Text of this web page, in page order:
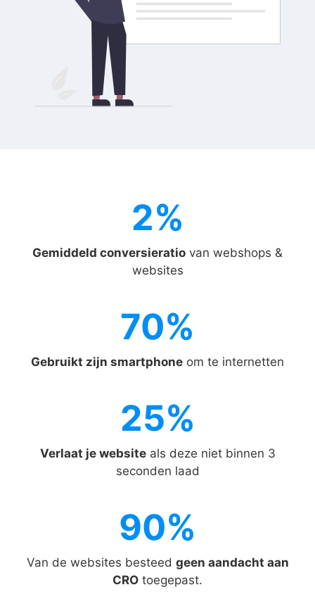
2%
Gemiddeld conversieratio van webshops &
websites
70%
Gebruikt zijn smartphone om te internetten
25%
Verlaat je websiteals deze niet binnen 3
seconden laad
90%
Van de websites besteed geen aandacht aan
CRO toegepast.